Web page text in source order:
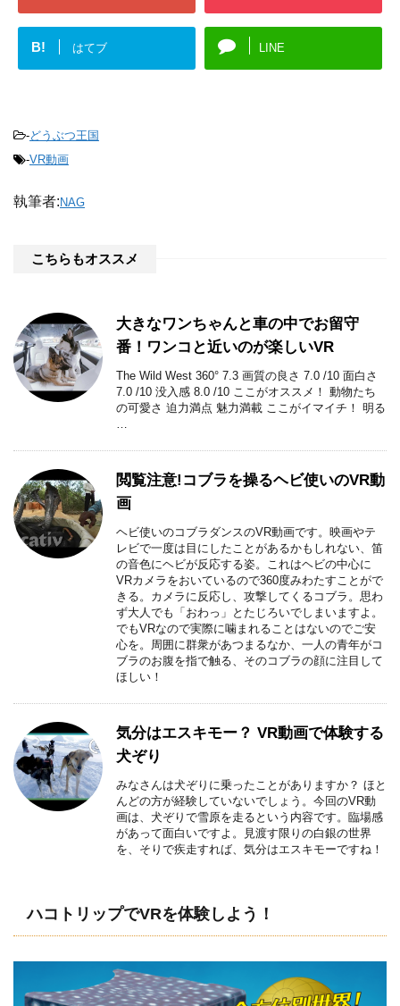
B! はてブ LINE
-どうぶつ王国
-VR動画
執筆者:NAG
こちらもオススメ
大きなワンちゃんと車の中でお留守
番！ワンコと近いのが楽しいVR
The Wild West 360° 7.3 画質の良さ 7.0 /10 面白さ
7.0 /10 没入感 8.0 /10 ここがオススメ！ 動物たち
の可愛さ 迫力満点 魅力満載 ここがイマイチ！ 明る
閲覧注意!コブラを操るヘビ使いのVR動
画
ヘビ使いのコブラダンスのVR動画です。映画やテ
レビで一度は目にしたことがあるかもしれない、笛
の音色にヘビが反応する姿。これはヘビの中心に
VRカメラをおいているので360度みわたすことがで
きる。カメラに反応し、攻撃してくるコブラ。思わ
ず大人でも「おわっ」とたじろいでしまいますよ。
でもVRなので実際に噛まれることはないのでご安
心を。周囲に群衆があつまるなか、一人の青年がコ
ブラのお腹を指で触る、そのコブラの顔に注目して
ほしい！
気分はエスキモー？ VR動画で体験する
犬ぞり
みなさんは犬ぞりに乗ったことがありますか？ ほと
んどの方が経験していないでしょう。今回のVR動
画は、犬ぞりで雪原を走るという内容です。臨場感
があって面白いですよ。見渡す限りの白銀の世界
を、そりで疾走すれば、気分はエスキモーですね！
ハコトリップでVRを体験しよう！